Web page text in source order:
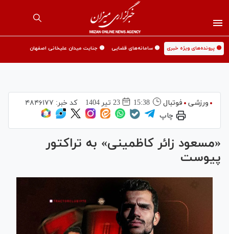
🟡 پرونده‌های ویژه خبری 🟡 سامانه‌های قضایی 🟡 جنایت میدان علیخانی اصفهان
ورزشی فوتبال 15:38 23 تير 1404 کد خبر: ۴۸۴۶۱۷۷
چاپ
«مسعود زائر کاظمینی» به تراکتور
پیوست